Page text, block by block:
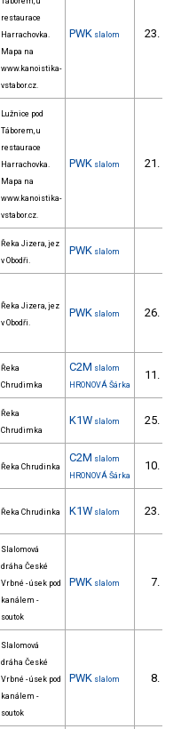
restaurace
Harrachovka.
Mapa na
www.kanoistika-
vstabor.cz.
PWK slalom 23.
Lužnice pod
Táborem, u
restaurace
Harrachovka.
Mapa na
www.kanoistika-
vstabor.cz.
PWK slalom 21.
Řeka Jizera, jez
v Obodři.
PWK slalom
Řeka Jizera, jez
v Obodři.
PWK slalom 26.
Řeka
Chrudimka
C2M slalom
HRONOVÁ Šárka
11.
Řeka
Chrudimka
K1W slalom 25.
Řeka Chrudinka
C2M slalom
HRONOVÁ Šárka
10.
Řeka Chrudinka K1W slalom 23.
Slalomová
dráha České
Vrbné - úsek pod
kanálem -
soutok
PWK slalom 7.
Slalomová
dráha České
Vrbné - úsek pod
kanálem -
soutok
PWK slalom 8.